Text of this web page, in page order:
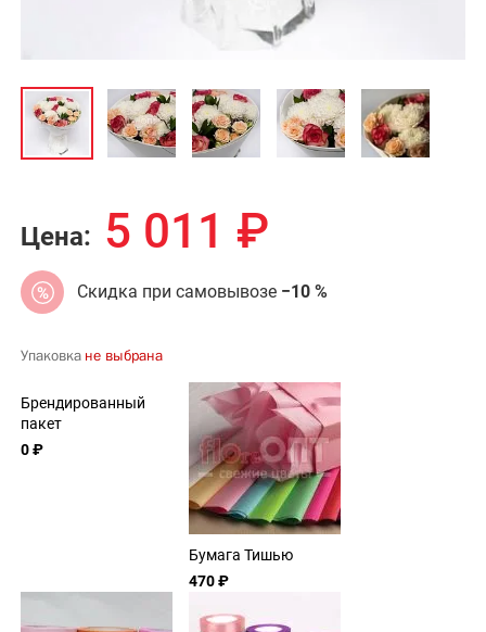
Цена: 5 011 ₽
Скидка при самовывозе −10 %
Упаковка не выбрана
Брендированный
пакет
0 ₽
Бумага Тишью
470 ₽